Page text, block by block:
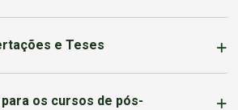
e Teses
os cursos de pós-